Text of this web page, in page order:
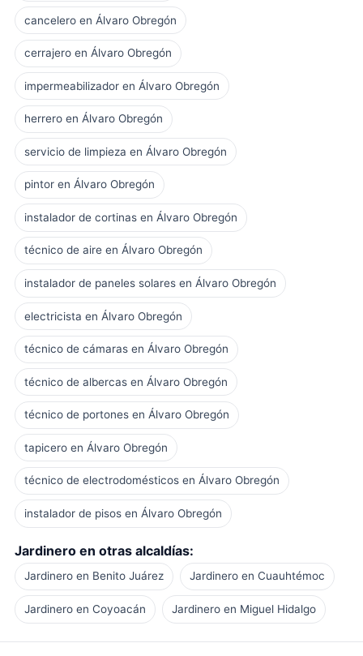
cancelero en Álvaro Obregón
cerrajero en Álvaro Obregón
impermeabilizador en Álvaro Obregón
herrero en Álvaro Obregón
servicio de limpieza en Álvaro Obregón
pintor en Álvaro Obregón
instalador de cortinas en Álvaro Obregón
técnico de aire en Álvaro Obregón
instalador de paneles solares en Álvaro Obregón
electricista en Álvaro Obregón
técnico de cámaras en Álvaro Obregón
técnico de albercas en Álvaro Obregón
técnico de portones en Álvaro Obregón
tapicero en Álvaro Obregón
técnico de electrodomésticos en Álvaro Obregón
instalador de pisos en Álvaro Obregón
Jardinero en otras alcaldías:
Jardinero en Benito Juárez Jardinero en Cuauhtémoc
Jardinero en Coyoacán Jardinero en Miguel Hidalgo